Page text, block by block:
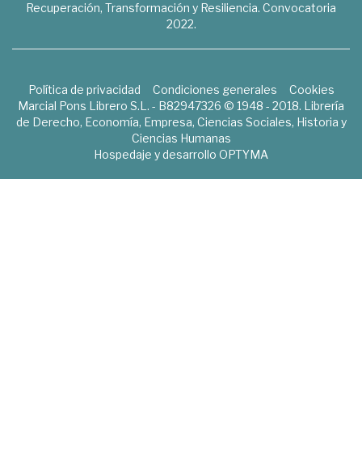
Recuperación, Transformación y Resiliencia. Convocatoria
2022.
Política de privacidad Condiciones generales
Cookies
Marcial Pons Librero S.L. - B82947326 © 1948 - 2018. Librería
de Derecho, Economía, Empresa, Ciencias Sociales, Historia y
Ciencias Humanas
Hospedaje y desarrollo OPTYMA